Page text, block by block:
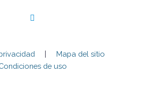
Mapa del sitio
de uso